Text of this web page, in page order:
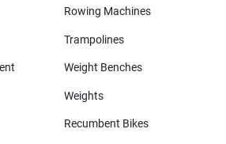
Rowing Machines
Trampolines
Weight Benches
Weights
Recumbent Bikes